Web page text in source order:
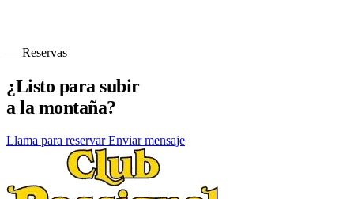
— Reservas
¿Listo para subir
a la montaña?
Llama para reservarEnviar mensaje